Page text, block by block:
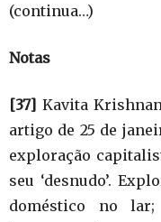
(continua…)
Notas
[37] Kavita
artigo de 25 de
exploração
seu ‘desnudo’.
doméstico no lar;